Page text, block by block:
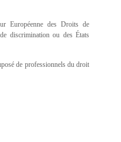
Européenne des Droits de
discrimination ou des États
de professionnels du droit